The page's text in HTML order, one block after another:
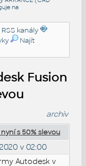
na
RSS kanály
Najít
Fusion
archiv
s 50% slevou
v 02:00
Autodesk v